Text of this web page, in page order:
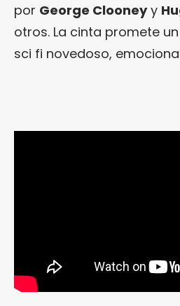
por George Clooneyy
otros. La cinta promete
sci fi novedoso,